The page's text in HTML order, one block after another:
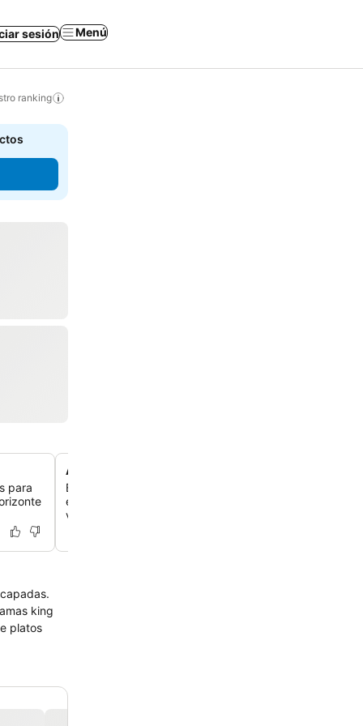
sesión Menú
ranking
para
Aparcamiento interior seguro de varios niveles
Benefíciate de la comodidad de un amplio garaje de
el establecimiento, que ofrece un espacio seguro y
vehículos de alquiler.
king
platos